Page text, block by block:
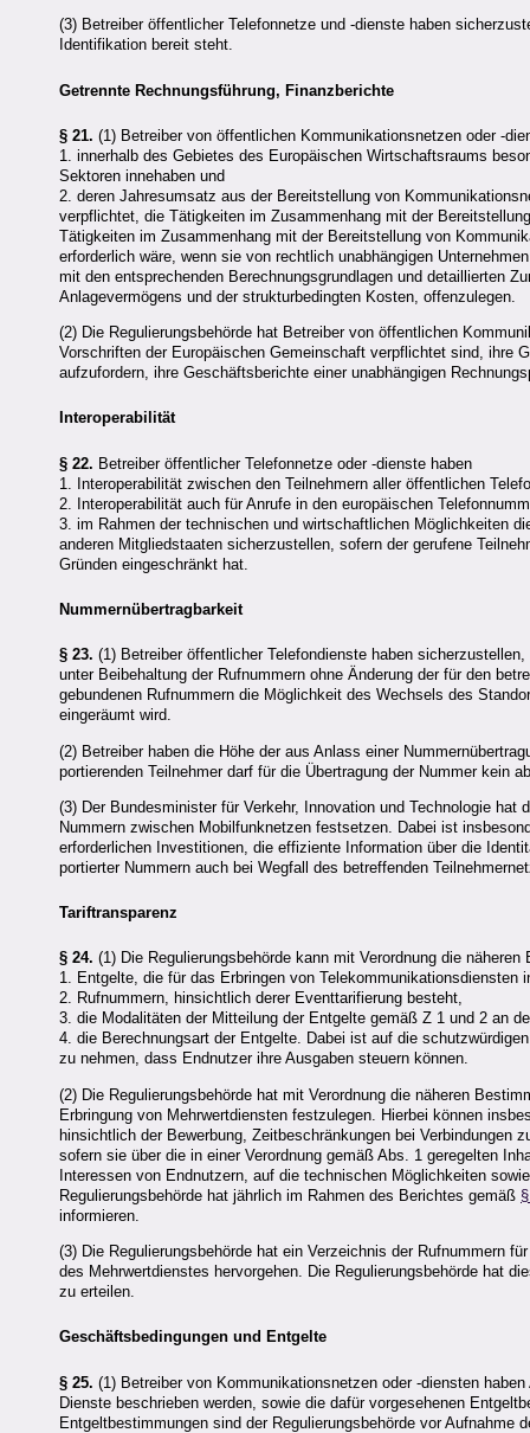
(3) Betreiber öffentlicher Telefonnetze und -dienste haben
Identifikation bereit steht.
Getrennte Rechnungsführung, Finanzberichte
§ 21. (1) Betreiber von öffentlichen Kommunikationsnetzen oder -
1. innerhalb des Gebietes des Europäischen Wirtschaftsraums
Sektoren innehaben und
2. deren Jahresumsatz aus der Bereitstellung von
verpflichtet, die Tätigkeiten im Zusammenhang mit der
Tätigkeiten im Zusammenhang mit der Bereitstellung von
erforderlich wäre, wenn sie von rechtlich unabhängigen
mit den entsprechenden Berechnungsgrundlagen und detaillierten
Anlagevermögens und der strukturbedingten Kosten, offenzulegen.
(2) Die Regulierungsbehörde hat Betreiber von öffentlichen
Vorschriften der Europäischen Gemeinschaft verpflichtet sind, ihre
aufzufordern, ihre Geschäftsberichte einer unabhängigen
Interoperabilität
§ 22. Betreiber öffentlicher Telefonnetze oder -dienste haben
1. Interoperabilität zwischen den Teilnehmern aller öffentlichen
2. Interoperabilität auch für Anrufe in den europäischen
3. im Rahmen der technischen und wirtschaftlichen Möglichkeiten
anderen Mitgliedstaaten sicherzustellen, sofern der gerufene
Gründen eingeschränkt hat.
Nummernübertragbarkeit
§ 23. (1) Betreiber öffentlicher Telefondienste haben
unter Beibehaltung der Rufnummern ohne Änderung der für den
gebundenen Rufnummern die Möglichkeit des Wechsels des
eingeräumt wird.
(2) Betreiber haben die Höhe der aus Anlass einer
portierenden Teilnehmer darf für die Übertragung der Nummer kein
(3) Der Bundesminister für Verkehr, Innovation und Technologie
Nummern zwischen Mobilfunknetzen festsetzen. Dabei ist
erforderlichen Investitionen, die effiziente Information über die
portierter Nummern auch bei Wegfall des betreffenden
Tariftransparenz
§ 24. (1) Die Regulierungsbehörde kann mit Verordnung die
1. Entgelte, die für das Erbringen von Telekommunikationsdiensten
2. Rufnummern, hinsichtlich derer Eventtarifierung besteht,
3. die Modalitäten der Mitteilung der Entgelte gemäß Z 1 und 2 an
4. die Berechnungsart der Entgelte. Dabei ist auf die
zu nehmen, dass Endnutzer ihre Ausgaben steuern können.
(2) Die Regulierungsbehörde hat mit Verordnung die näheren
Erbringung von Mehrwertdiensten festzulegen. Hierbei können
hinsichtlich der Bewerbung, Zeitbeschränkungen bei Verbindungen
sofern sie über die in einer Verordnung gemäß Abs. 1 geregelten
Interessen von Endnutzern, auf die technischen Möglichkeiten
Regulierungsbehörde hat jährlich im Rahmen des Berichtes gemäß
informieren.
(3) Die Regulierungsbehörde hat ein Verzeichnis der Rufnummern
des Mehrwertdienstes hervorgehen. Die Regulierungsbehörde hat
zu erteilen.
Geschäftsbedingungen und Entgelte
§ 25. (1) Betreiber von Kommunikationsnetzen oder -diensten
Dienste beschrieben werden, sowie die dafür vorgesehenen
Entgeltbestimmungen sind der Regulierungsbehörde vor